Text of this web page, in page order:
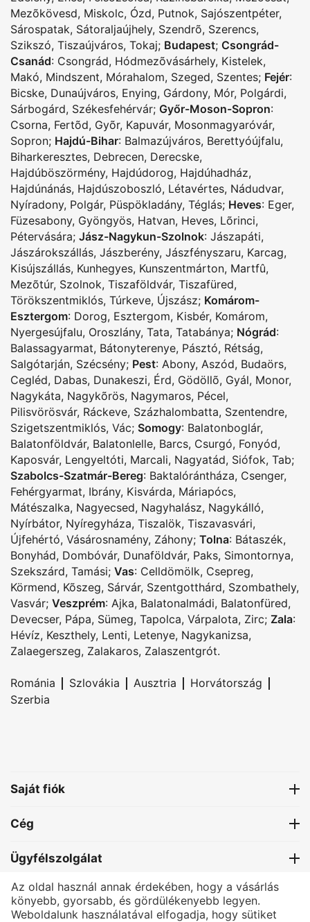
Mezõkövesd, Miskolc, Ózd, Putnok, Sajószentpéter,
Sárospatak, Sátoraljaújhely, Szendrõ, Szerencs,
Szikszó, Tiszaújváros, Tokaj; Budapest; Csongrád-
Csanád: Csongrád, Hódmezõvásárhely, Kistelek,
Makó, Mindszent, Mórahalom, Szeged, Szentes; Fejér:
Bicske, Dunaújváros, Enying, Gárdony, Mór, Polgárdi,
Sárbogárd, Székesfehérvár; Győr-Moson-Sopron:
Csorna, Fertõd, Gyõr, Kapuvár, Mosonmagyaróvár,
Sopron; Hajdú-Bihar: Balmazújváros, Berettyóújfalu,
Biharkeresztes, Debrecen, Derecske,
Hajdúböszörmény, Hajdúdorog, Hajdúhadház,
Hajdúnánás, Hajdúszoboszló, Létavértes, Nádudvar,
Nyíradony, Polgár, Püspökladány, Téglás; Heves: Eger,
Füzesabony, Gyöngyös, Hatvan, Heves, Lõrinci,
Pétervására; Jász-Nagykun-Szolnok: Jászapáti,
Jászárokszállás, Jászberény, Jászfényszaru, Karcag,
Kisújszállás, Kunhegyes, Kunszentmárton, Martfû,
Mezõtúr, Szolnok, Tiszaföldvár, Tiszafüred,
Törökszentmiklós, Túrkeve, Újszász; Komárom-
Esztergom: Dorog, Esztergom, Kisbér, Komárom,
Nyergesújfalu, Oroszlány, Tata, Tatabánya; Nógrád:
Balassagyarmat, Bátonyterenye, Pásztó, Rétság,
Salgótarján, Szécsény; Pest: Abony, Aszód, Budaörs,
Cegléd, Dabas, Dunakeszi, Érd, Gödöllõ, Gyál, Monor,
Nagykáta, Nagykõrös, Nagymaros, Pécel,
Pilisvörösvár, Ráckeve, Százhalombatta, Szentendre,
Szigetszentmiklós, Vác; Somogy: Balatonboglár,
Balatonföldvár, Balatonlelle, Barcs, Csurgó, Fonyód,
Kaposvár, Lengyeltóti, Marcali, Nagyatád, Siófok, Tab;
Szabolcs-Szatmár-Bereg: Baktalórántháza, Csenger,
Fehérgyarmat, Ibrány, Kisvárda, Máriapócs,
Mátészalka, Nagyecsed, Nagyhalász, Nagykálló,
Nyírbátor, Nyíregyháza, Tiszalök, Tiszavasvári,
Újfehértó, Vásárosnamény, Záhony; Tolna: Bátaszék,
Bonyhád, Dombóvár, Dunaföldvár, Paks, Simontornya,
Szekszárd, Tamási; Vas: Celldömölk, Csepreg,
Körmend, Kõszeg, Sárvár, Szentgotthárd, Szombathely,
Vasvár; Veszprém: Ajka, Balatonalmádi, Balatonfüred,
Devecser, Pápa, Sümeg, Tapolca, Várpalota, Zirc; Zala:
Hévíz, Keszthely, Lenti, Letenye, Nagykanizsa,
Zalaegerszeg, Zalakaros, Zalaszentgrót.
Románia | Szlovákia | Ausztria | Horvátország |
Szerbia
Saját fiók
Cég
Ügyfélszolgálat
Kapcsolat
Az oldal használ annak érdekében, hogy a vásárlás
könyebb, gyorsabb, és gördülékenyebb legyen.
Weboldalunk használatával elfogadja, hogy sütiket